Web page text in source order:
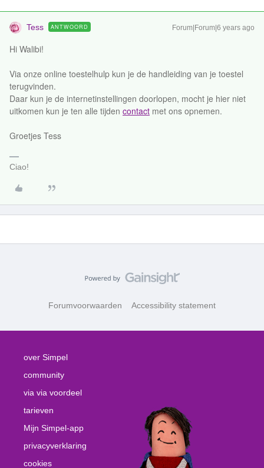
Tess ANTWOORD Forum|Forum|6 years ago
Hi Walibi!
Via onze online toestelhulp kun je de handleiding van je toestel
terugvinden.
Daar kun je de internetinstellingen doorlopen, mocht je hier niet
uitkomen kun je ten alle tijden contact met ons opnemen.
Groetjes Tess
Ciao!
Forumvoorwaarden Accessibility statement
over Simpel
community
via via voordeel
tarieven
Mijn Simpel-app
privacyverklaring
cookies